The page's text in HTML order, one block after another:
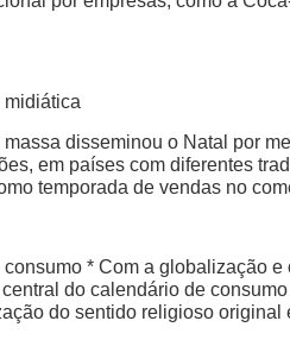
midiática
massa disseminou o Natal por
em países com diferentes
temporada de vendas no
* Com a globalização
do calendário de
do sentido religioso